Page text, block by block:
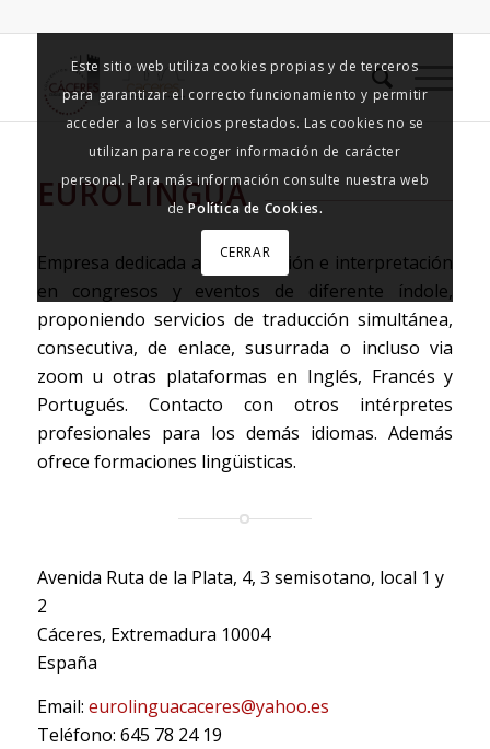
EUROLINGUA
Empresa dedicada a la traducción e interpretación
en congresos y eventos de diferente índole,
proponiendo servicios de traducción simultánea,
consecutiva, de enlace, susurrada o incluso via
zoom u otras plataformas en Inglés, Francés y
Portugués. Contacto con otros intérpretes
profesionales para los demás idiomas. Además
ofrece formaciones lingüisticas.
Avenida Ruta de la Plata, 4, 3 semisotano, local 1 y
2
Cáceres, Extremadura 10004
España
Email: eurolinguacaceres@yahoo.es
Teléfono: 645 78 24 19
Este sitio web utiliza cookies propias y de terceros
para garantizar el correcto funcionamiento y permitir
acceder a los servicios prestados. Las cookies no se
utilizan para recoger información de carácter
personal. Para más información consulte nuestra web
dePolítica de Cookies.
CERRAR